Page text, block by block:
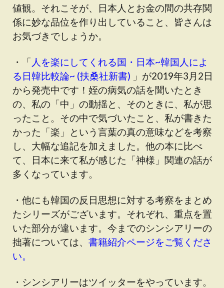
値観。それこそが、日本人とお金の間の共存関
係に妙な品位を作り出していること、皆さんは
お気づきでしょうか。
・「 人を楽にしてくれる国・日本~韓国人によ
る日韓比較論~ (扶桑社新書) 」が2019年3月2日
から発売中です！姪の病気の話を聞いたとき
の、私の「中」の動揺と、そのときに、私が思
ったこと。その中で気づいたこと、私が書きた
かった「楽」という言葉の真の意味などを考察
し、大幅な追記を加えました。他の本に比べ
て、日本に来て私が感じた「神様」関連の話が
多くなっています。
・他にも韓国の反日思想に対する考察をまとめ
たシリーズがございます。それぞれ、重点を置
いた部分が違います。今までのシンシアリーの
拙著については、 書籍紹介ページをご覧くださ
い。
・シンシアリーはツイッターをやっています。